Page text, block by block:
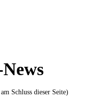
Schluss dieser Seite)